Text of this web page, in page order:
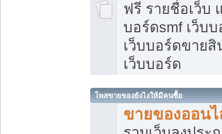
ฟรี รายชื่อเว็บ
บอร์ดsmf เว็บ
เว็บบอร์ดขาย
เว็บบอร์ด
โพสขายของยังไงให้มีคนซื้อ
ขายของออน